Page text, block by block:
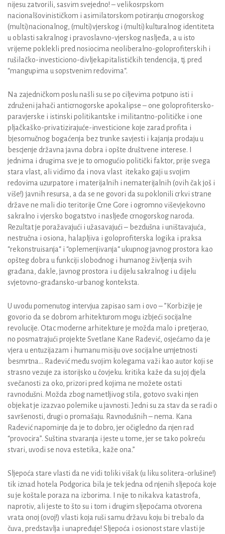
nijesu zatvorili, sasvim svejedno! – velikosrpskom
nacionalšovinističkom i asimilatorskom potiranju crnogorskog
(multi)nacionalnog, (multi)vjerskog i (multi)kulturalnog identiteta
u oblasti sakralnog i pravoslavno-vjerskog nasljeđa, a u isto
vrijeme poklekli pred nosiocima neoliberalno-goloprofiterskih i
rušilačko-investiciono-divljekapitalističkih tendencija, tj. pred
“mangupima u sopstvenim redovima“.
Na zajedničkom poslu našli su se po ciljevima potpuno isti i
združeni jahači anticrnogorske apokalipse – one goloprofitersko-
paravjerske i istinski politikantske i militantno-političke i one
pljačkaško-privatizirajuće-investicione koje zarad profita i
bjesomučnog bogaćenja bez trunke savjesti i kajanja prodaju u
bescjenje državna javna dobra i opšte društvene interese. I
jednima i drugima sve je to omogućio politički faktor, prije svega
stara vlast, ali vidimo da i nova vlast itekako gaji u svojim
redovima uzurpatore i materijalnih i nematerijalnih (ovih čak još i
više!) javnih resursa, a da se ne govori da su poklonili crkvi strane
države ne mali dio teritorije Crne Gore i ogromno viševjekovno
sakralno i vjersko bogatstvo i nasljeđe crnogorskog naroda.
Rezultat je poražavajući i užasavajući – bezdušna i uništavajuća,
nestručna i osiona, halapljiva i goloprofiterska logika i praksa
“rekonstruisanja“ i “oplemenjivanja“ ukupnog javnog prostora kao
opšteg dobra u funkciji slobodnog i humanog življenja svih
građana, dakle, javnog prostora i u dijelu sakralnog i u dijelu
svjetovno-građansko-urbanog konteksta.
U uvodu pomenutog intervjua zapisao sam i ovo – ”Korbizije je
govorio da se dobrom arhitekturom mogu izbjeći socijalne
revolucije. Otac moderne arhitekture je možda malo i pretjerao,
no posmatrajući projekte Svetlane Kane Radević, osjećamo da je
vjera u entuzijazam i humanu misiju ove socijalne umjetnosti
besmrtna… Radević među svojim kolegama važi kao autor koji se
strasno vezuje za istorijsko u čovjeku. kritika kaže da su joj djela
svečanosti za oko, prizori pred kojima ne možete ostati
ravnodušni. Možda zbog nametljivog stila, gotovo svaki njen
objekat je izazvao polemike u javnosti. Jedni su za stav da se radi o
savršenosti, drugi o promašaju. Ravnodušnih – nema. Kana
Radević napominje da je to dobro, jer očigledno da njen rad
“provocira”. Suština stvaranja i jeste u tome, jer se tako pokreću
stvari, uvodi se nova estetika, kaže ona.”
Sljepoća stare vlasti da ne vidi toliki višak (u liku solitera-orlušine!)
tik iznad hotela Podgorica bila je tek jedna od njenih sljepoća koje
su je koštale poraza na izborima. I nije to nikakva katastrofa,
naprotiv, ali jeste to što su i tom i drugim sljepoćama otvorena
vrata onoj (ovoj!) vlasti koja ruši samu državu koju bi trebalo da
čuva, predstavlja i unapređuje! Sljepoća i osionost stare vlasti je